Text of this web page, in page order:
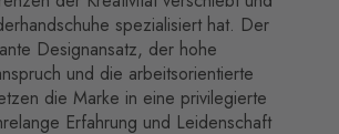
spezialisiert hat. Der
Designansatz, der hohe
und die arbeitsorientierte
die Marke in eine privilegierte
Erfahrung und Leidenschaft